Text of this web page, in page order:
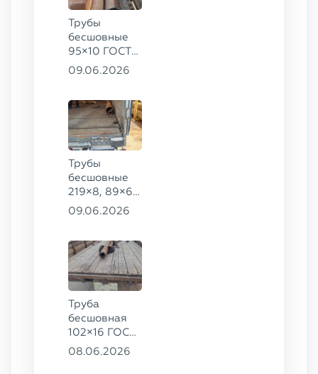
Трубы
бесшовные
95×10 ГОСТ
8732-78, ст.
09.06.2026
Трубы
бесшовные
219×8, 89×6,
38×4 ГОСТ
14-3Р-55-
2001 сталь
12Х1МФ
09.06.2026
Труба
бесшовная
102×16 ГОСТ
8732-78, ст.
08.06.2026